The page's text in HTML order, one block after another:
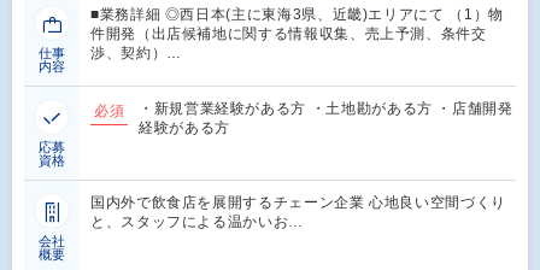
仕事
内容
■業務詳細 ◎西日本(主に東海3県、近畿)エリアにて （1）物
件開発（出店候補地に関する情報収集、売上予測、条件交
渉、契約）…
応募
資格
必須
・新規営業経験がある方 ・土地勘がある方 ・店舗開発
経験がある方
会社
概要
国内外で飲食店を展開するチェーン企業 心地良い空間づくり
と、スタッフによる温かいお…